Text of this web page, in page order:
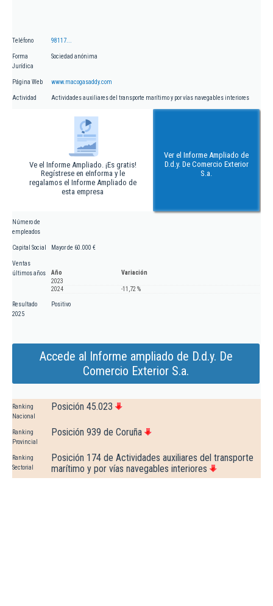
Teléfono 98117...
Forma
Jurídica
Sociedad anónima
Página Web www.macogasaddy.com
Actividad Actividades auxiliares del transporte marítimo y por vías navegables interiores
Ve el Informe Ampliado. ¡Es gratis!
Regístrese en eInforma y le
regalamos el Informe Ampliado de
esta empresa
Ver el Informe Ampliado de
D.d.y. De Comercio Exterior
S.a.
Número de
empleados
Capital Social Mayor de 60.000 €
Ventas
últimos años
Año
Variación
2023
2024
-11,72 %
Resultado
2025
Positivo
Accede al Informe ampliado de D.d.y. De
Comercio Exterior S.a.
Ranking
Nacional
Posición 45.023
Ranking
Provincial
Posición 939 de Coruña
Ranking
Sectorial
Posición 174 de Actividades auxiliares del transporte
marítimo y por vías navegables interiores